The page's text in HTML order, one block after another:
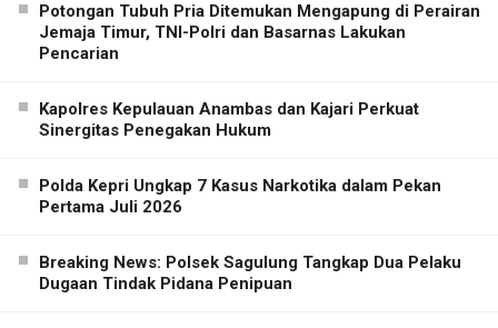
Potongan Tubuh Pria Ditemukan Mengapung di Perairan
Jemaja Timur, TNI-Polri dan Basarnas Lakukan
Pencarian
Kapolres Kepulauan Anambas dan Kajari Perkuat
Sinergitas Penegakan Hukum
Polda Kepri Ungkap 7 Kasus Narkotika dalam Pekan
Pertama Juli 2026
Breaking News: Polsek Sagulung Tangkap Dua Pelaku
Dugaan Tindak Pidana Penipuan